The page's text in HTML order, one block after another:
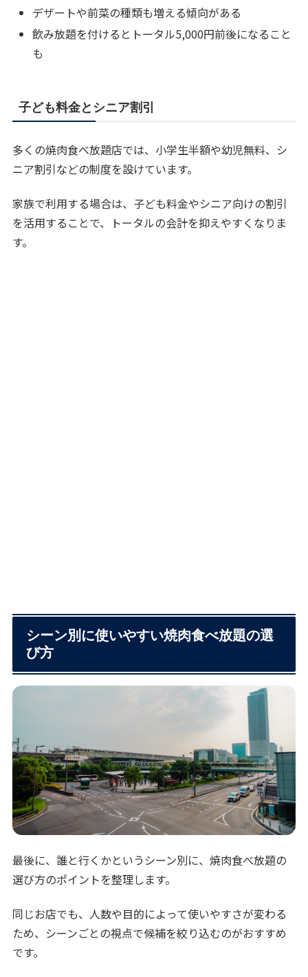
デザートや前菜の種類も増える傾向がある
飲み放題を付けるとトータル5,000円前後になること
も
子ども料金とシニア割引
多くの焼肉食べ放題店では、小学生半額や幼児無料、シ
ニア割引などの制度を設けています。
家族で利用する場合は、子ども料金やシニア向けの割引
を活用することで、トータルの会計を抑えやすくなりま
す。
シーン別に使いやすい焼肉食べ放題の選
び方
最後に、誰と行くかというシーン別に、焼肉食べ放題の
選び方のポイントを整理します。
同じお店でも、人数や目的によって使いやすさが変わる
ため、シーンごとの視点で候補を絞り込むのがおすすめ
です。